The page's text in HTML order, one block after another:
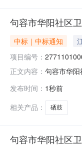
句容市华阳社区
中标｜中标通知
项目编号：
正文内容： 句容市华
码:321183
发布时间： 1秒前
相关产品：
硒鼓
句容市华阳社区